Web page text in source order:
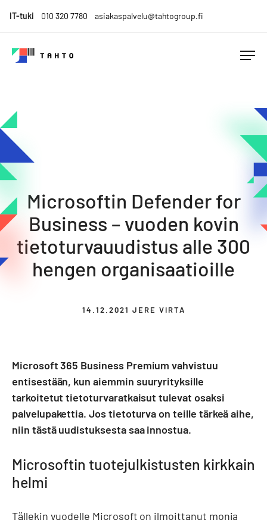
toIT-tuki 010 320 7780 asiakaspalvelu@tahtogroup.fi
Tahto
Tahdo
parempaa.
Microsoftin Defender for
Business – vuoden kovin
tietoturvauudistus alle 300
hengen organisaatioille
14.12.2021 JERE VIRTA
Microsoft 365 Business Premium vahvistuu
entisestään, kun aiemmin suuryrityksille
tarkoitetut tietoturvaratkaisut tulevat osaksi
palvelupakettia. Jos tietoturva on teille tärkeä aihe,
niin tästä uudistuksesta saa innostua.
Microsoftin tuotejulkistusten kirkkain
helmi
Tällekin vuodelle Microsoft on ilmoittanut monia